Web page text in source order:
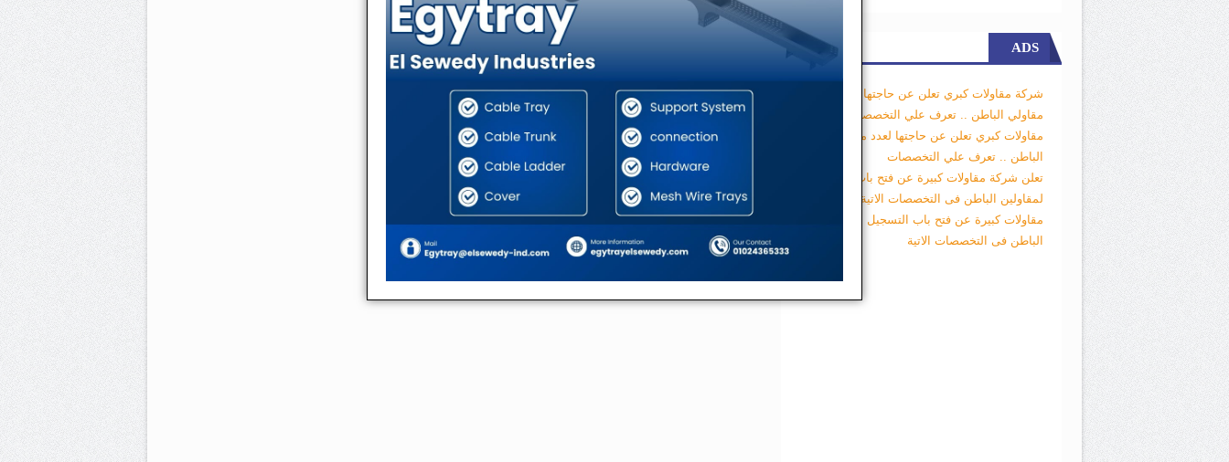
ADS
شركة مقاولات كبري تعلن عن حاجتها لعدد من
مقاولي الباطن .. تعرف علي التخصصات
مقاولات كبري تعلن عن حاجتها لعدد من مقاولي
الباطن .. تعرف علي التخصصات
تعلن شركة مقاولات كبيرة عن فتح باب التسجيل
لمقاولين الباطن فى التخصصات الاتية
مقاولات كبيرة عن فتح باب التسجيل لمقاولين
الباطن فى التخصصات الاتية